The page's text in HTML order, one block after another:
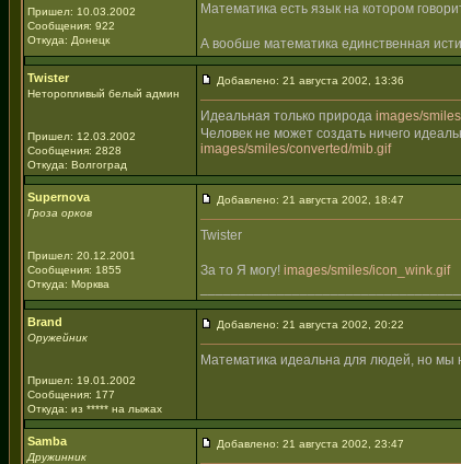
Пришел: 10.03.2002
Сообщения: 922
Откуда: Донецк
Математика есть язык на котором
А вообше математика единственная
Twister
Неторопливый белый админ
Пришел: 12.03.2002
Сообщения: 2828
Откуда: Волгоград
Добавлено: 21 августа 2002, 13:36
Идеальная только природа images/
Человек не может создать ничего
images/smiles/converted/mib.gif
Supernova
Гроза орков
Пришел: 20.12.2001
Сообщения: 1855
Откуда: Морква
Добавлено: 21 августа 2002, 18:47
Twister
За то Я могу! images/smiles/icon_wink.gif
Brand
Оружейник
Пришел: 19.01.2002
Сообщения: 177
Откуда: из ***** на лыжах
Добавлено: 21 августа 2002, 20:22
Математика идеальна для людей, но мы
Samba
Дружинник
Добавлено: 21 августа 2002, 23:47